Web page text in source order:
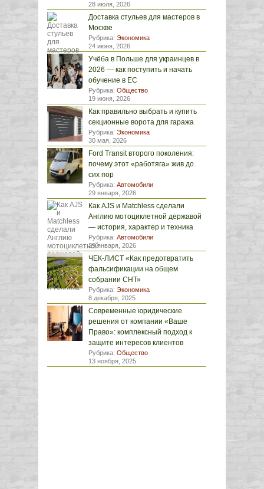
28 июля, 2026
Доставка стульев для мастеров в
Москве
Рубрика: Экономика
24 июня, 2026
Учёба в Польше для украинцев в
2026 — как поступить и начать
обучение в ЕС
Рубрика: Общество
19 июня, 2026
Как правильно выбрать и купить
секционные ворота для гаража
Рубрика: Экономика
30 мая, 2026
Ford Transit второго поколения:
почему этот «работяга» жив до
сих пор
Рубрика: Автомобили
29 января, 2026
Как AJS и Matchless сделали
Англию мотоциклетной державой
— история, характер и техника
Рубрика: Автомобили
29 января, 2026
ЧЕК-ЛИСТ «Как предотвратить
фальсификации на общем
собрании СНТ»
Рубрика: Экономика
8 декабря, 2025
Современные юридические
решения от компании «Ваше
Право»: комплексный подход к
защите интересов клиентов
Рубрика: Общество
13 ноября, 2025